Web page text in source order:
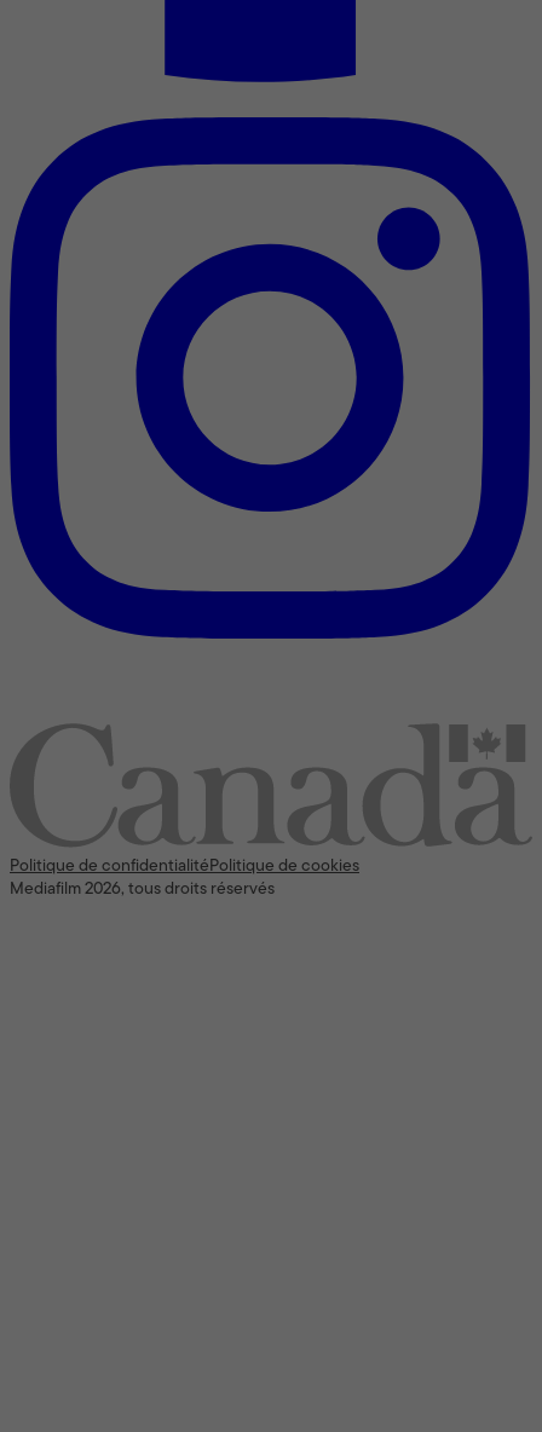
Politique de confidentialitéPolitique de cookies
Mediafilm 2026, tous droits réservés